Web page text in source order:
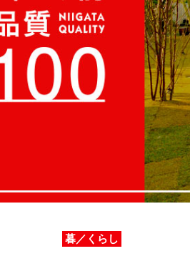
暮／くらし